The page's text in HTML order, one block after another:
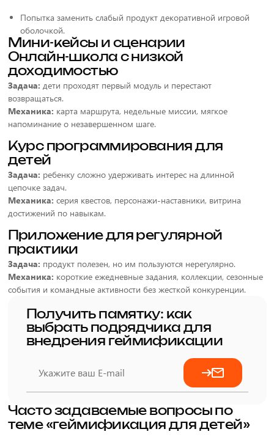
Попытка заменить слабый продукт декоративной игровой
оболочкой.
Мини-кейсы и сценарии
Онлайн-школа с низкой
доходимостью
Задача: дети проходят первый модуль и перестают
возвращаться.
Механика: карта маршрута, недельные миссии, мягкое
напоминание о незавершенном шаге.
Курс программирования для
детей
Задача: ребенку сложно удерживать интерес на длинной
цепочке задач.
Механика: серия квестов, персонажи-наставники, витрина
достижений по навыкам.
Приложение для регулярной
практики
Задача: продукт полезен, но им пользуются нерегулярно.
Механика: короткие ежедневные задания, коллекции, сезонные
события и командные активности без жесткой конкуренции.
Получить памятку: как
выбрать подрядчика для
внедрения геймификации
Часто задаваемые вопросы по
теме «геймификация для детей»